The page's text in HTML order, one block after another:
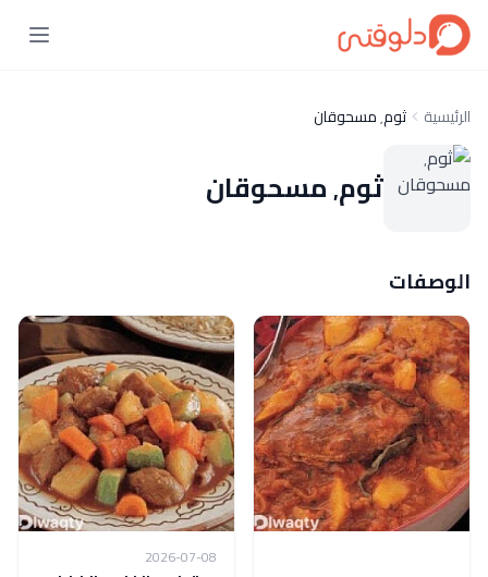
الرئيسية ثوم٬ مسحوقان
ثوم٬ مسحوقان
الوصفات
2026-07-08